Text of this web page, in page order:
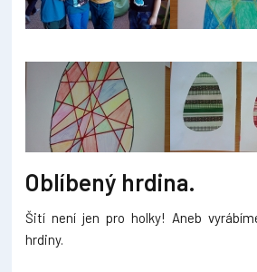
Oblíbený hrdina.
Šití není jen pro holky! Aneb
hrdiny.